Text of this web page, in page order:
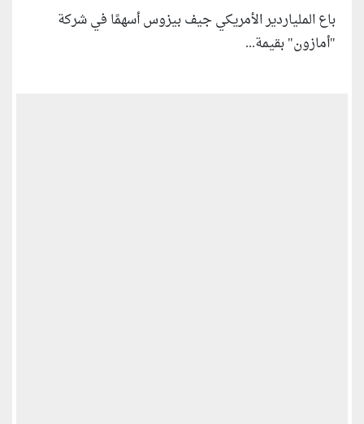
باع الملياردير الأمريكي جيف بيزوس أسهمًا في شركة
"أمازون" بقيمة...